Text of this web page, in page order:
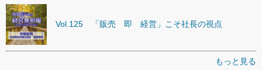
Vol.125 「販売 即 経営」こそ社長の視点
もっと見る